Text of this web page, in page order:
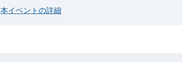
本イベントの詳細